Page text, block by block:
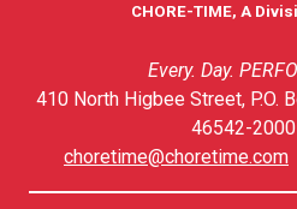
CHORE-TIME, A
Every. Day.
410 North Higbee Street, P.O.
46542-2000
choretime@choretime.com